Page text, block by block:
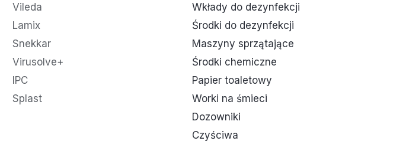
Vileda
Lamix
Snekkar
Virusolve+
IPC
Splast
Wkłady do dezynfekcji
Środki do dezynfekcji
Maszyny sprzątające
Środki chemiczne
Papier toaletowy
Worki na śmieci
Dozowniki
Czyściwa